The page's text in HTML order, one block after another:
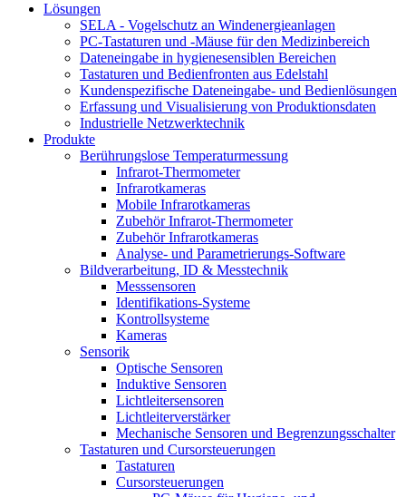
Lösungen
SELA - Vogelschutz an Windenergieanlagen
PC-Tastaturen und -Mäuse für den Medizinbereich
Dateneingabe in hygienesensiblen Bereichen
Tastaturen und Bedienfronten aus Edelstahl
Kundenspezifische Dateneingabe- und Bedienlösungen
Erfassung und Visualisierung von Produktionsdaten
Industrielle Netzwerktechnik
Produkte
Berührungslose Temperaturmessung
Infrarot-Thermometer
Infrarotkameras
Mobile Infrarotkameras
Zubehör Infrarot-Thermometer
Zubehör Infrarotkameras
Analyse- und Parametrierungs-Software
Bildverarbeitung, ID & Messtechnik
Messsensoren
Identifikations-Systeme
Kontrollsysteme
Kameras
Sensorik
Optische Sensoren
Induktive Sensoren
Lichtleitersensoren
Lichtleiterverstärker
Mechanische Sensoren und Begrenzungsschalter
Tastaturen und Cursorsteuerungen
Tastaturen
Cursorsteuerungen